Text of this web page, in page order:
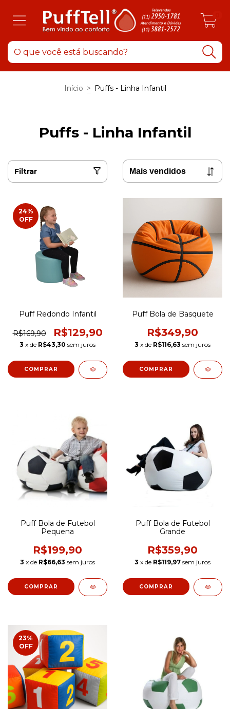
Início > Puffs - Linha Infantil
Puffs - Linha Infantil
Filtrar
24%
OFF
Puff Redondo Infantil
R$169,90 R$129,90
3 x de R$43,30 sem juros
COMPRAR
Puff Bola de Basquete
R$349,90
3 x de R$116,63 sem juros
COMPRAR
Puff Bola de Futebol
Pequena
R$199,90
3 x de R$66,63 sem juros
COMPRAR
Puff Bola de Futebol
Grande
R$359,90
3 x de R$119,97 sem juros
COMPRAR
23%
OFF